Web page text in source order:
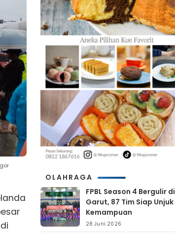
OLAHRAGA
FPBL Season 4 Bergulir di
Garut, 87 Tim Siap Unjuk
Kemampuan
28 Juni 2026